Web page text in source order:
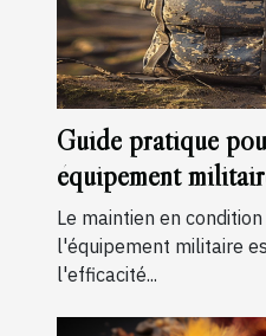
Guide pratique
équipement
Le maintien en
l'équipement militaire
l'efficacité...